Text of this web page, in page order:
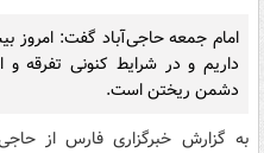
امام جمعه حاجی‌آباد گفت: امروز
داریم و در شرایط کنونی تفرقه
دشمن ریختن است.
به گزارش خبرگزاری فارس از